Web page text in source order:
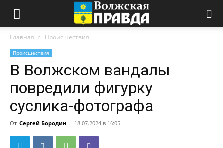
Главная Происшествия
Происшествия
В Волжском вандалы
повредили фигурку
суслика-фотографа
От Сергей Бородин - 18.07.2024 в 16:05